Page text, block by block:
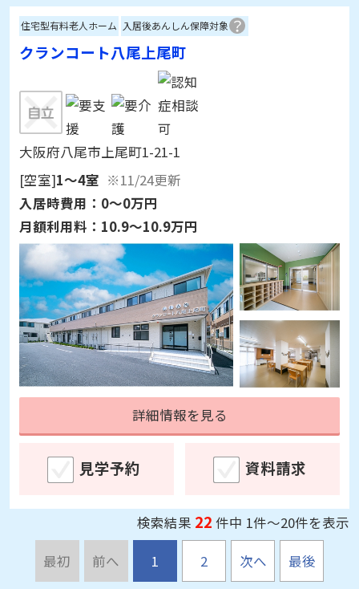
クランコート八尾上尾町
大阪府八尾市上尾町1-21-1
[空室]1～4室
※11/24更新
入居時費用：0～0万円
月額利用料： 10.9～10.9万円
詳細情報を見る
見学予約
検索結果 22件中 1件～20件を表示
1 2 次へ 最後